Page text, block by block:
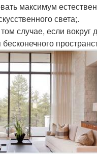
максимум
света;.
случае, если